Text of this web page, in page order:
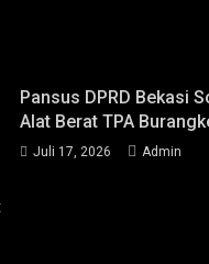
Pansus DPRD Bekasi
Alat Berat TPA
Juli 17, 2026 Admin